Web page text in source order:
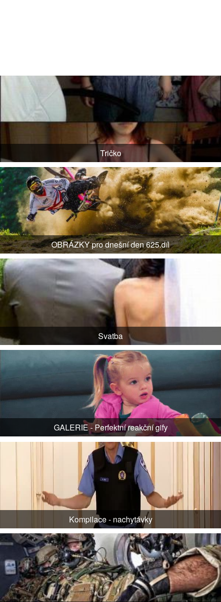
Tričko
OBRÁZKY pro dnešní den 625.díl
Svatba
GALERIE - Perfektní reakční gify
Kompilace - nachytávky